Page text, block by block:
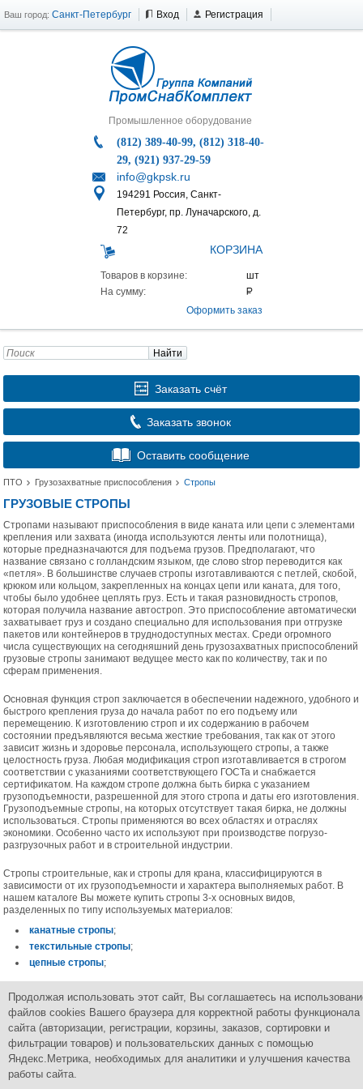
Ваш город: Санкт-Петербург Вход Регистрация
Промышленное оборудование
(812) 389-40-99, (812) 318-40-
29, (921) 937-29-59
info@gkpsk.ru
194291 Россия, Санкт-
Петербург, пр. Луначарского, д.
72
КОРЗИНА
Товаров в корзине:
На сумму:
Оформить заказ
Найти
Заказать счёт
Заказать звонок
Оставить сообщение
ПТО Грузозахватные приспособления Стропы
ГРУЗОВЫЕ СТРОПЫ
Стропами называют приспособления в виде каната или цепи с элементами
крепления или захвата (иногда используются ленты или полотнища),
которые предназначаются для подъема грузов. Предполагают, что
название связано с голландским языком, где слово strop переводится как
«петля». В большинстве случаев стропы изготавливаются с петлей, скобой,
крюком или кольцом, закрепленных на концах цепи или каната, для того,
чтобы было удобнее цеплять груз. Есть и такая разновидность стропов,
которая получила название автостроп. Это приспособление автоматически
захватывает груз и создано специально для использования при отгрузке
пакетов или контейнеров в труднодоступных местах. Среди огромного
числа существующих на сегодняшний день грузозахватных приспособлений
грузовые стропы занимают ведущее место как по количеству, так и по
сферам применения.
Основная функция строп заключается в обеспечении надежного, удобного и
быстрого крепления груза до начала работ по его подъему или
перемещению. К изготовлению строп и их содержанию в рабочем
состоянии предъявляются весьма жесткие требования, так как от этого
зависит жизнь и здоровье персонала, использующего стропы, а также
целостность груза. Любая модификация строп изготавливается в строгом
соответствии с указаниями соответствующего ГОСТа и снабжается
сертификатом. На каждом стропе должна быть бирка с указанием
грузоподъемности, разрешенной для этого стропа и даты его изготовления.
Грузоподъемные стропы, на которых отсутствует такая бирка, не должны
использоваться. Стропы применяются во всех областях и отраслях
экономики. Особенно часто их используют при производстве погрузо-
разгрузочных работ и в строительной индустрии.
Стропы строительные, как и стропы для крана, классифицируются в
зависимости от их грузоподъемности и характера выполняемых работ. В
нашем каталоге Вы можете купить стропы 3-х основных видов,
разделенных по типу используемых материалов:
канатные стропы;
текстильные стропы;
цепные стропы;
удержания груза:
грузовые крепежные (стяжные) ремни.
Продолжая использовать этот сайт, Вы соглашаетесь на
файлов cookies Вашего браузера для корректной работы функционала
сайта (авторизации, регистрации, корзины, заказов, сортировки и
фильтрации товаров) и пользовательских данных с помощью
Яндекс.Метрика, необходимых для аналитики и улучшения качества
работы сайта.